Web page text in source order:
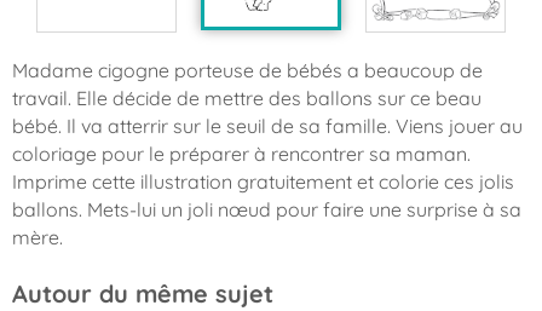
Madame cigogne porteuse de bébés a beaucoup de
travail. Elle décide de mettre des ballons sur ce beau
bébé. Il va atterrir sur le seuil de sa famille. Viens jouer au
coloriage pour le préparer à rencontrer sa maman.
Imprime cette illustration gratuitement et colorie ces jolis
ballons. Mets-lui un joli nœud pour faire une surprise à sa
mère.
Autour du même sujet